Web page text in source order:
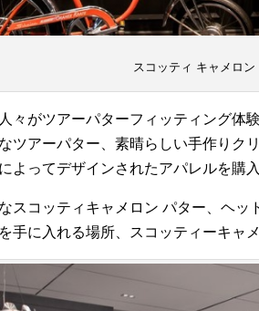
スコッティ キャメロ
々がツアーパターフィッティング体験
ツアーパター、素晴らしい手作りク
よってデザインされたアパレルを購
スコッティキャメロン パター、ヘッ
手に入れる場所、スコッティーキャ